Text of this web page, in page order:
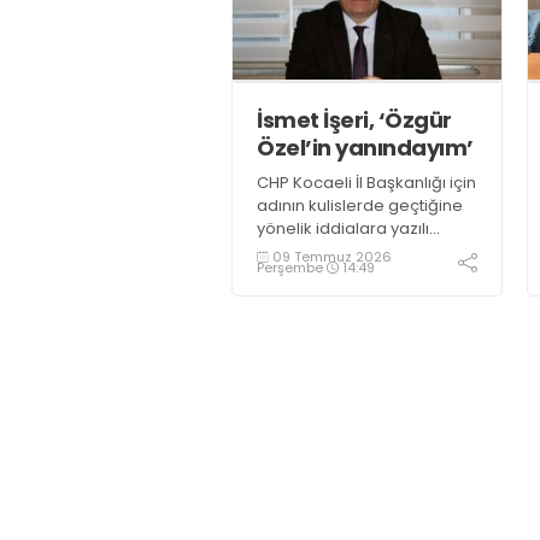
dedi
İsmet İşeri, ‘Özgür
Özel’in yanındayım’
CHP Kocaeli İl Başkanlığı için
adının kulislerde geçtiğine
yönelik iddialara yazılı
açıklamayla yanıt veren
CHP Gölcük İlçe eski
09 Temmuz 2026
Perşembe 14:49